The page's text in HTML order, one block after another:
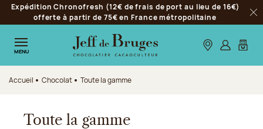
Aller à la navigation
Aller au contenu principal
Aller au pied de page
Expédition Chronofresh (12€ de frais de port au lieu de 16€)
offerte à partir de 75€ en France métropolitaine
MENU Nos boutiques
S’identifier
Mon
Accueil Chocolat Toute la gamme
Toute la gamme